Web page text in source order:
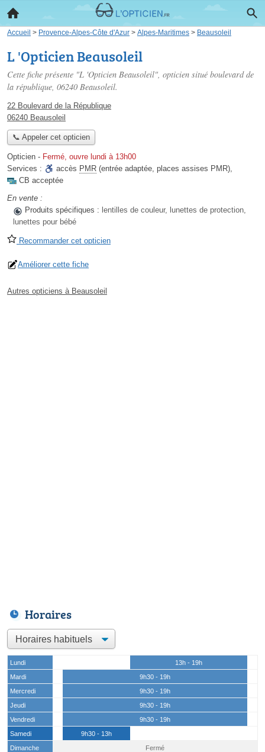
Accueil > Provence-Alpes-Côte d'Azur > Alpes-Maritimes > Beausoleil
L 'Opticien Beausoleil
Cette fiche présente "L 'Opticien Beausoleil", opticien situé boulevard de
la république, 06240 Beausoleil.
22 Boulevard de la République
06240 Beausoleil
📞 Appeler cet opticien
Opticien - Fermé, ouvre lundi à 13h00
Services :
accès PMR (entrée adaptée, places assises PMR),
CB acceptée
En vente :
Produits spécifiques : lentilles de couleur, lunettes de protection,
lunettes pour bébé
Recommander cet opticien
Améliorer cette fiche
Autres opticiens à Beausoleil
Horaires
Lundi
13h - 19h
Mardi
9h30 - 19h
Mercredi
9h30 - 19h
Jeudi
9h30 - 19h
Vendredi
9h30 - 19h
Samedi
9h30 - 13h
Dimanche
Fermé